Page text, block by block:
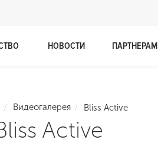
НОВОСТИ ПАРТНЕРАМ
Видеогалерея Bliss Active
Active